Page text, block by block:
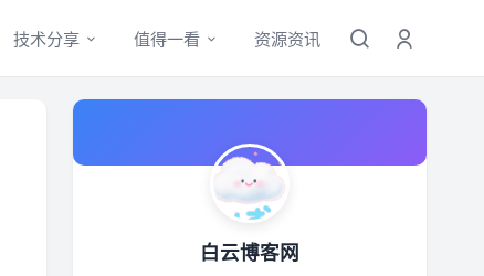
技术分享 值得一看 资源资讯
白云博客网